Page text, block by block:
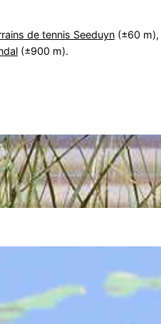
de tennis Seeduyn(±60 m),
(±900 m).